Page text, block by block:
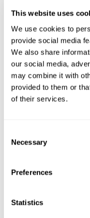
This website uses
We use cookies to
provide social media
We also share
our social media,
may combine it with
provided to them or
of their services.
Selection
Necessary
Preferences
Statistics
nombre et la densité des
Il est donc raisonnable de
Changer la structure
Améliorer la qualité
Améliorer l'état
Méthodologie
semaines a été mené
atteintes d'insomnie en
spécifique(groupe
l'entraînement. Pour ce
.